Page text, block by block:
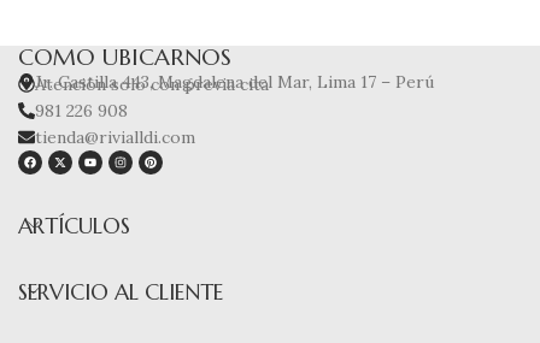
COMO UBICARNOS
Jr. Castilla 443, Magdalena del Mar, Lima 17 – Perú
Atención solo con previa cita
981 226 908
tienda@rivialldi.com
ARTÍCULOS
SERVICIO AL CLIENTE